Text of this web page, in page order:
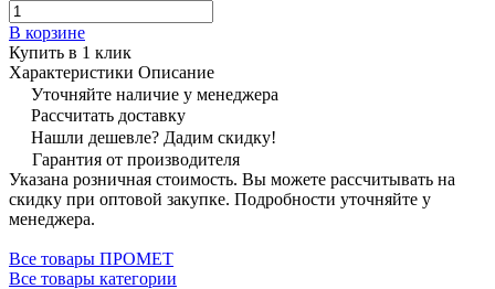
В корзине
Купить в 1 клик
Характеристики Описание
Уточняйте наличие у менеджера
Рассчитать доставку
Нашли дешевле? Дадим скидку!
Гарантия от производителя
Указана розничная стоимость. Вы можете рассчитывать на
скидку при оптовой закупке. Подробности уточняйте у
менеджера.
Все товары ПРОМЕТ
Все товары категории